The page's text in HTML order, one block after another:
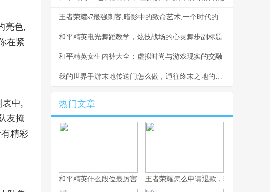
亮色,
在紧
表中,
友掩
精彩
王者荣耀s7最强刺客,暗影中的致命艺术,一个时代的背影
和平精英电光舞蹈教学，炫技战场的心灵舞步副标题
和平精英女生内裤大全：虚拟时尚与游戏现实的交融
我的世界手游末地传送门怎么做，通往终末之地的古老钥匙
热门文章
和平精英什么段位最厉害，探寻段位背后的实力真相，副标题，巅
王者荣耀怎么申请退款，玩家权益守